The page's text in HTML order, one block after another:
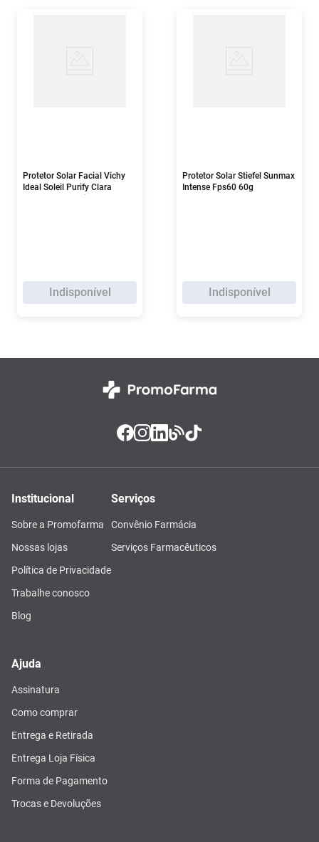
Protetor Solar Facial Vichy
Ideal Soleil Purify Clara
Indisponível
Protetor Solar Stiefel Sunmax
Intense Fps60 60g
Indisponível
Institucional
Sobre a Promofarma
Nossas lojas
Política de Privacidade
Trabalhe conosco
Blog
Serviços
Convênio Farmácia
Serviços Farmacêuticos
Ajuda
Assinatura
Como comprar
Entrega e Retirada
Entrega Loja Física
Forma de Pagamento
Trocas e Devoluções